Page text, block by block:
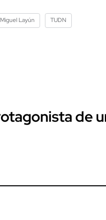
Miguel Layún TUDN
de